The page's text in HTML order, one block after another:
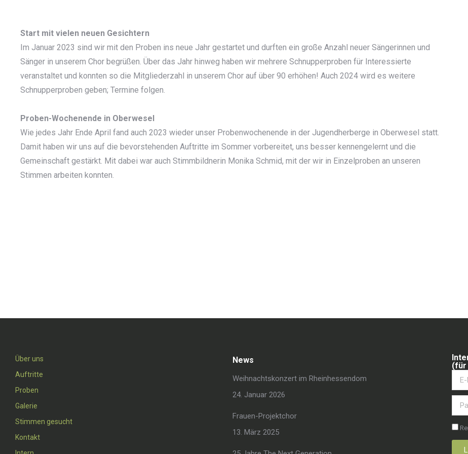
Start mit vielen neuen Gesichtern
Im Januar 2023 sind wir mit den Proben ins neue Jahr gestartet und durften ein große Anzahl neuer Sängerinnen und
Sänger in unserem Chor begrüßen. Über das Jahr hinweg haben wir mehrere Schnupperproben für Interessierte
veranstaltet und konnten so die Mitgliederzahl in unserem Chor auf über 90 erhöhen! Auch 2024 wird es weitere
Schnupperproben geben; Termine folgen.
Proben-Wochenende in Oberwesel
Wie jedes Jahr Ende April fand auch 2023 wieder unser Probenwochenende in der Jugendherberge in Oberwesel statt.
Damit haben wir uns auf die bevorstehenden Auftritte im Sommer vorbereitet, uns besser kennengelernt und die
Gemeinschaft gestärkt. Mit dabei war auch Stimmbildnerin Monika Schmid, mit der wir in Einzelproben an unseren
Stimmen arbeiten konnten.
Über uns
Auftritte
Proben
Galerie
Stimmen gesucht
Kontakt
News
Weihnachtskonzert im Rheinhessendom
24. Januar 2026
Frauen-Projektchor
13. März 2025
(für